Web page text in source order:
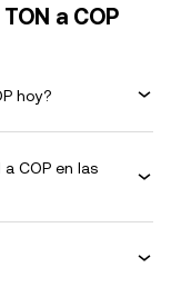
a COP
hoy?
COP en las